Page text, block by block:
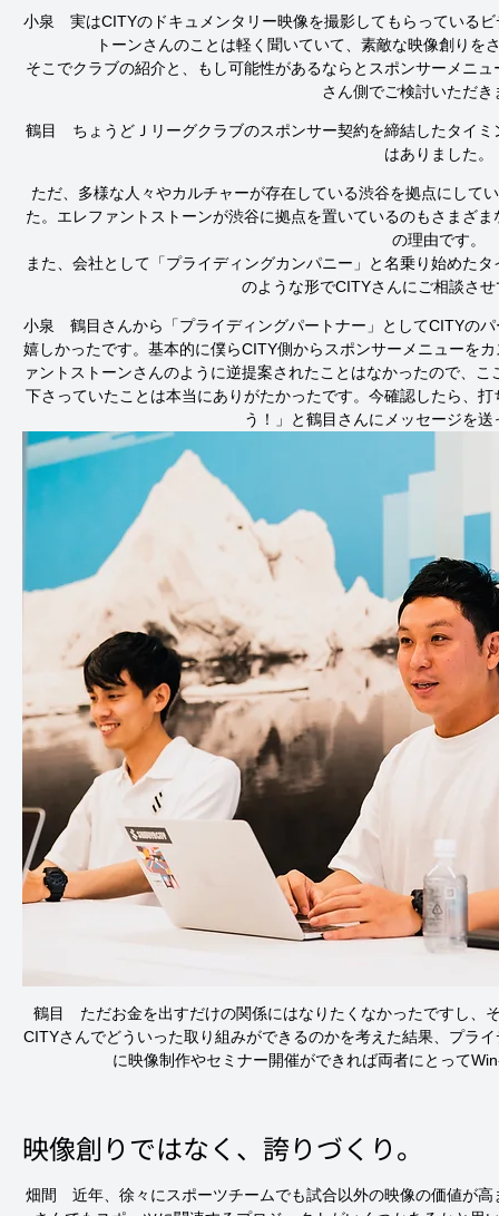
小泉　実はCITYのドキュメンタリー映像を撮影してもらっている
トーンさんのことは軽く聞いていて、素敵な映像創りを
そこでクラブの紹介と、もし可能性があるならとスポンサーメニ
さん側でご検討いただき
鶴目　ちょうどＪリーグクラブのスポンサー契約を締結したタイ
はありました。
ただ、多様な人々やカルチャーが存在している渋谷を拠点にして
た。エレファントストーンが渋谷に拠点を置いているのもさまざ
の理由です。
また、会社として「プライディングカンパニー」と名乗り始めた
のような形でCITYさんにご相談さ
小泉　鶴目さんから「プライディングパートナー」としてCITYの
嬉しかったです。基本的に僕らCITY側からスポンサーメニューを
ァントストーンさんのように逆提案されたことはなかったので、
下さっていたことは本当にありがたかったです。今確認したら、
う！」と鶴目さんにメッセージを
鶴目　ただお金を出すだけの関係にはなりたくなかったですし、
CITYさんでどういった取り組みができるのかを考えた結果、プラ
に映像制作やセミナー開催ができれば両者にとって
映像創りではなく、誇りづくり。
畑間　近年、徐々にスポーツチームでも試合以外の映像の価値が